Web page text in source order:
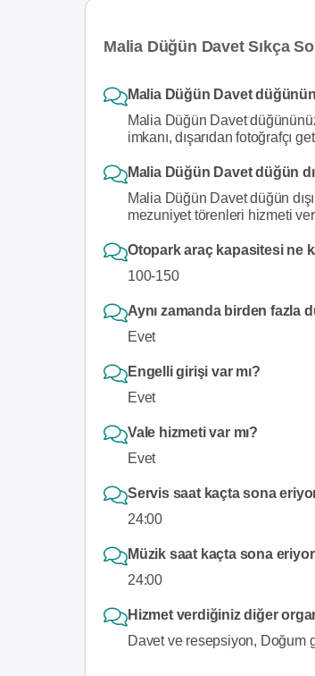
Malia Düğün Davet Sıkça
Malia Düğün Davet
Malia Düğün Davet
imkanı, dışarıdan fotoğrafçı
Malia Düğün Davet düğün
Malia Düğün Davet düğün
mezuniyet törenleri hizmeti
Otopark araç kapasitesi ne
100-150
Aynı zamanda birden fazla
Evet
Engelli girişi var mı?
Evet
Vale hizmeti var mı?
Evet
Servis saat kaçta sona
24:00
Müzik saat kaçta sona
24:00
Hizmet verdiğiniz diğer
Davet ve resepsiyon, Doğum